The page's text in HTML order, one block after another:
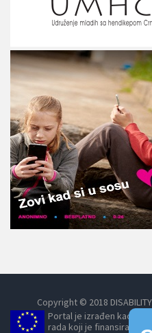
Copyright © 2018
Portal je izrađen kao dio
rada koji je finansirala